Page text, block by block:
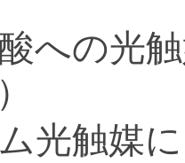
への光
光触媒